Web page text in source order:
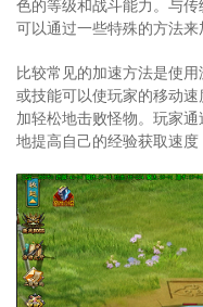
色的等级和战斗能力。与
可以通过一些特殊的方法来
比较常见的加速方法是使
或技能可以使玩家的移动
加轻松地击败怪物。玩家
地提高自己的经验获取速度